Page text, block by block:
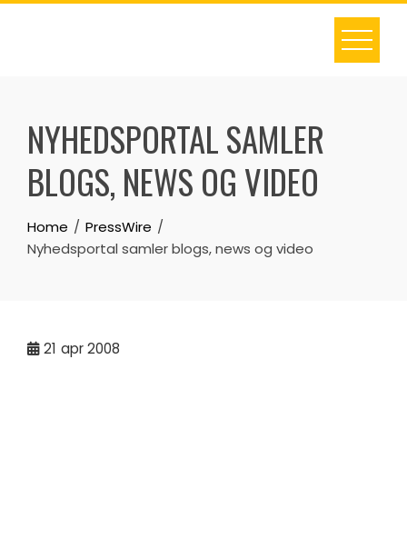
Skip
NYHEDSPORTAL SAMLER
BLOGS, NEWS OG VIDEO
Home
PressWire
Nyhedsportal samler blogs, news og video
21 apr 2008